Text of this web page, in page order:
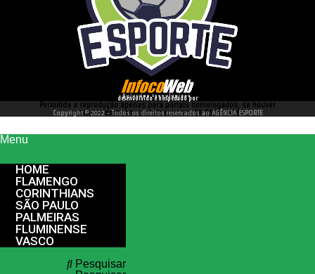
desenvolvido e hospedado por
Permitida a reprodução apenas para portais homologados, se houver
interesse entre em contato conosco 66 99977 4262
Copyright © 2022 - Todos os direitos reservados ao AGÊNCIA ESPORTE
Menu
HOME
FLAMENGO
CORINTHIANS
SÃO PAULO
PALMEIRAS
FLUMINENSE
VASCO
Pesquisar